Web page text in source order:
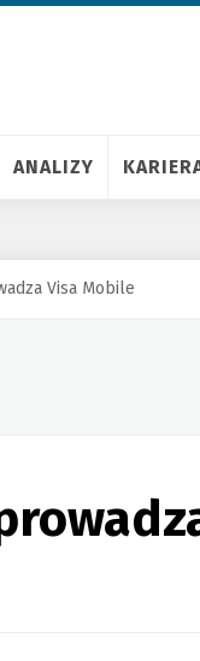
ANALIZY
Visa Mobile